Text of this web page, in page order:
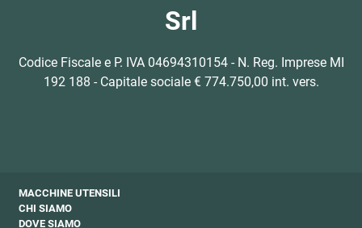
Srl
Codice Fiscale e P. IVA 04694310154 - N. Reg. Imprese MI
192 188 - Capitale sociale € 774.750,00 int. vers.
MACCHINE UTENSILI
CHI SIAMO
DOVE SIAMO